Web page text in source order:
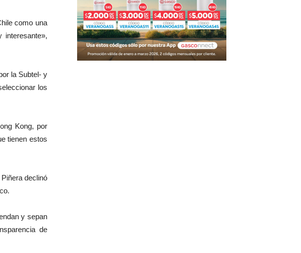
como una
la Subtel- y
los
Kong, por
tienen estos
declinó
y sepan
de